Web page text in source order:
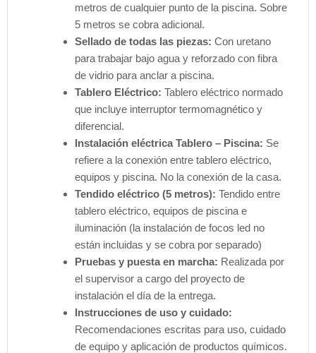
metros de cualquier punto de la piscina. Sobre
5 metros se cobra adicional.
Sellado de todas las piezas: Con uretano
para trabajar bajo agua y reforzado con fibra
de vidrio para anclar a piscina.
Tablero Eléctrico: Tablero eléctrico normado
que incluye interruptor termomagnético y
diferencial.
Instalación eléctrica Tablero – Piscina: Se
refiere a la conexión entre tablero eléctrico,
equipos y piscina. No la conexión de la casa.
Tendido eléctrico (5 metros): Tendido entre
tablero eléctrico, equipos de piscina e
iluminación (la instalación de focos led no
están incluidas y se cobra por separado)
Pruebas y puesta en marcha: Realizada por
el supervisor a cargo del proyecto de
instalación el día de la entrega.
Instrucciones de uso y cuidado:
Recomendaciones escritas para uso, cuidado
de equipo y aplicación de productos químicos.